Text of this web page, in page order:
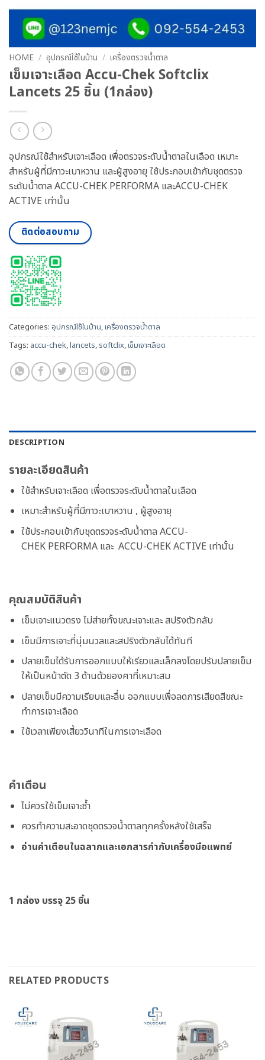
HOME / อุปกรณ์ใช้ในบ้าน / เครื่องตรวจน้ำตาล
เข็มเจาะเลือด Accu-Chek Softclix
Lancets 25 ชิ้น (1กล่อง)
อุปกรณ์ใช้สำหรับเจาะเลือด เพื่อตรวจระดับน้ำตาลในเลือด เหมาะ
สำหรับผู้ที่มีภาวะเบาหวาน และผู้สูงอายุ ใช้ประกอบเข้ากับชุดตรวจ
ระดับน้ำตาล ACCU-CHEK PERFORMA และACCU-CHEK
ACTIVE เท่านั้น
ติดต่อสอบถาม
Categories: อุปกรณ์ใช้ในบ้าน,เครื่องตรวจน้ำตาล
Tags: accu-chek,lancets, softclix,เข็มเจาะเลือด
DESCRIPTION
รายละเอียดสินค้า
ใช้สำหรับเจาะเลือด เพื่อตรวจระดับน้ำตาลในเลือด
เหมาะสำหรับผู้ที่มีภาวะเบาหวาน , ผู้สูงอายุ
ใช้ประกอบเข้ากับชุดตรวจระดับน้ำตาล ACCU-
CHEK PERFORMA และ ACCU-CHEK ACTIVE เท่านั้น
คุณสมบัติสินค้า
เข็มเจาะแนวตรง ไม่ส่ายทั้งขณะเจาะและ สปริงตัวกลับ
เข็มมีการเจาะที่นุ่มนวลและสปริงตัวกลับได้ทันที
ปลายเข็มได้รับการออกแบบให้เรียวและเล็กลงโดยปรับปลายเข็ม
ให้เป็นหน้าตัด 3 ด้านด้วยองศาที่เหมาะสม
ปลายเข็มมีความเรียบและลื่น ออกแบบเพื่อลดการเสียดสีขณะ
ทำการเจาะเลือด
ใช้เวลาเพียงเสี้ยววินาทีในการเจาะเลือด
คำเตือน
ไม่ควรใช้เข็มเจาะซ้ำ
ควรทำความสะอาดชุดตรวจน้ำตาลทุกครั้งหลังใช้เสร็จ
อ่านคำเตือนในฉลากและเอกสารกำกับเครื่องมือแพทย์
1 กล่อง บรรจุ 25 ชิ้น
RELATED PRODUCTS